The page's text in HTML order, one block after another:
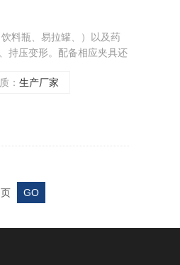
料瓶、易拉罐、）以及药
持压变形。配备相应夹具还
： 生产厂家
页